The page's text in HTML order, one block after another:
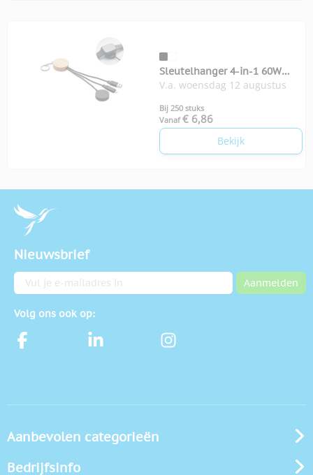
Sleutelhanger 4-in-1 60W
kabel
V.a. woensdag 12 augustus
Bij 250 stuks
Vanaf € 6,86
Bekijk
Nieuwsbrief
E-mailadres Aanmelden
Volg ons ook op:
Aanbevolen categorieën
Bedrijfsinfo